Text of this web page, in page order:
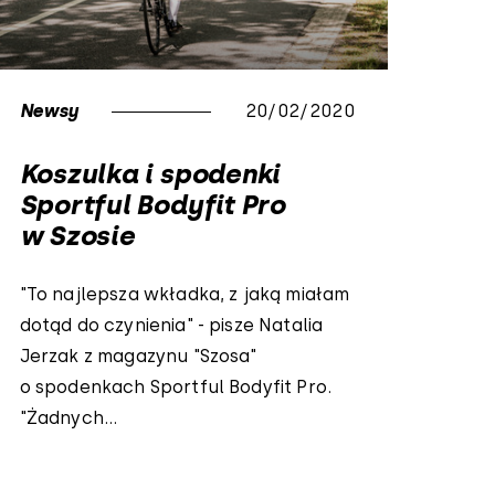
Newsy 20/02/2020
Koszulka i spodenki
Sportful Bodyfit Pro
w Szosie
"To najlepsza wkładka, z jaką miałam
dotąd do czynienia" - pisze Natalia
Jerzak z magazynu "Szosa"
o spodenkach Sportful Bodyfit Pro.
"Żadnych...